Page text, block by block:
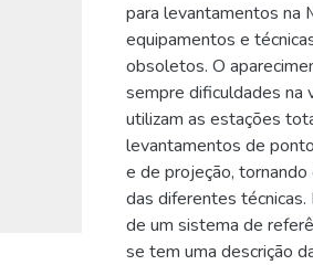
para levantamentos na
equipamentos e
obsoletos. O
sempre dificuldades na
utilizam as estações
levantamentos de
e de projeção,
das diferentes
de um sistema de
se tem uma descrição